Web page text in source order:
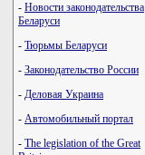
- Новости законодательства
Беларуси
- Тюрьмы Беларуси
- Законодательство России
- Деловая Украина
- Автомобильный портал
- The legislation of the Great